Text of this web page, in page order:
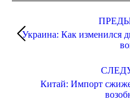
по
записям
Украина: Как изменился
Китай: Импорт